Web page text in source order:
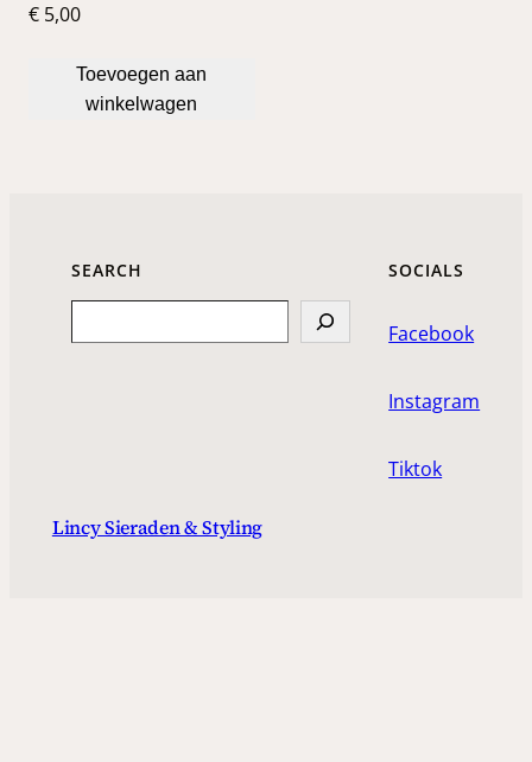
€ 5,00
Toevoegen aan
winkelwagen
SEARCH SOCIALS
Facebook
Instagram
Tiktok
Lincy Sieraden & Styling